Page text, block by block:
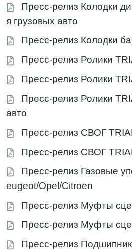
Пресс-релиз Колодки
я грузовых авто
Пресс-релиз Колодки
Пресс-релиз Ролики
Пресс-релиз Ролики
Пресс-релиз Ролики
авто
Пресс-релиз СВОГ
Пресс-релиз СВОГ
Пресс-релиз Газовые
eugeot/Opel/Citroen
Пресс-релиз Муфты
Пресс-релиз Муфты
Пресс-релиз